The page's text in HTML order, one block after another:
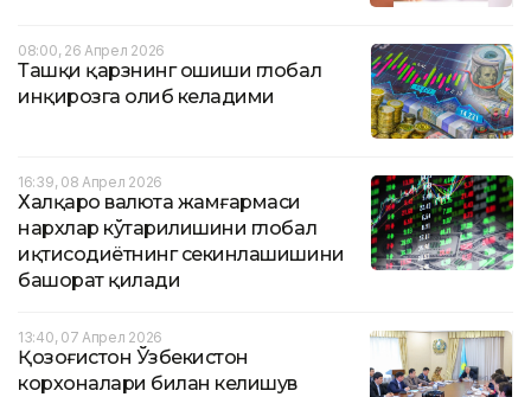
08:00, 26 Апрел 2026
Ташқи қарзнинг ошиши глобал
инқирозга олиб келадими
16:39, 08 Апрел 2026
Халқаро валюта жамғармаси
нархлар кўтарилишини глобал
иқтисодиётнинг секинлашишини
башорат қилади
13:40, 07 Апрел 2026
Қозоғистон Ўзбекистон
корхоналари билан келишув